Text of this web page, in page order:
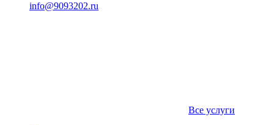
info@9093202.ru
Все услуги